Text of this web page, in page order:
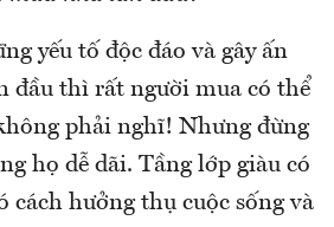
yếu tố độc đáo và gây ấn
đầu thì rất người mua có thể
phải nghĩ! Nhưng đừng
họ dễ dãi. Tầng lớp giàu có
cách hưởng thụ cuộc sống và